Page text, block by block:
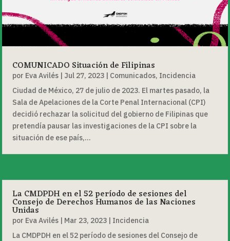
COMUNICADO Situación de Filipinas
por Eva Avilés | Jul 27, 2023 | Comunicados, Incidencia
Ciudad de México, 27 de julio de 2023. El martes pasado, la
Sala de Apelaciones de la Corte Penal Internacional (CPI)
decidió rechazar la solicitud del gobierno de Filipinas que
pretendía pausar las investigaciones de la CPI sobre la
situación de ese país,...
La CMDPDH en el 52 período de sesiones del
Consejo de Derechos Humanos de las Naciones
Unidas
por Eva Avilés | Mar 23, 2023 | Incidencia
La CMDPDH en el 52 período de sesiones del Consejo de